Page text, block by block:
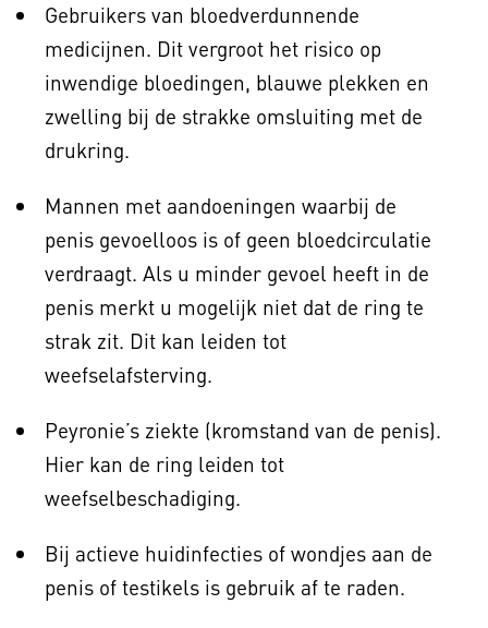
Gebruikers van bloedverdunnende
medicijnen. Dit vergroot het risico op
inwendige bloedingen, blauwe plekken en
zwelling bij de strakke omsluiting met de
drukring.
Mannen met aandoeningen waarbij de
penis gevoelloos is of geen bloedcirculatie
verdraagt. Als u minder gevoel heeft in de
penis merkt u mogelijk niet dat de ring te
strak zit. Dit kan leiden tot
weefselafsterving.
Peyronie’s ziekte (kromstand van de penis).
Hier kan de ring leiden tot
weefselbeschadiging.
Bij actieve huidinfecties of wondjes aan de
penis of testikels is gebruik af te raden.